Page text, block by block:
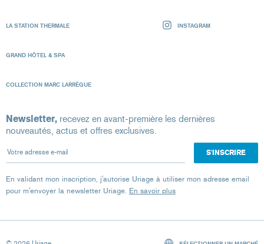
LA STATION THERMALE
GRAND HÔTEL & SPA
COLLECTION MARC LARRÈGUE
INSTAGRAM
Newsletter, recevez en avant-première les dernières
nouveautés, actus et offres exclusives.
Votre adresse e-mail
En validant mon inscription, j'autorise Uriage à utiliser mon adresse email
pour m'envoyer la newsletter Uriage. En savoir plus